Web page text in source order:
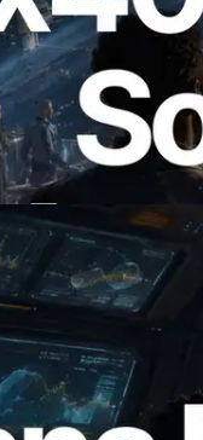
RPC —
KI-Agenten